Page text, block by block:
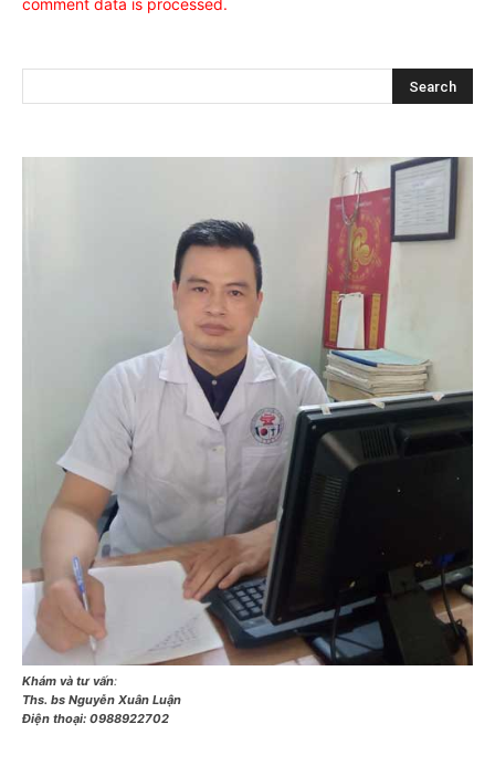
comment data is processed.
Khám và tư vấn:
Ths. bs Nguyễn Xuân Luận
Điện thoại: 0988922702